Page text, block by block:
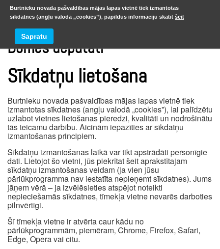
Domes deputāti
Sīkdatņu lietošana
Burtnieku novada pašvaldības mājas lapas vietnē tiek
izmantotas sīkdatnes (angļu valodā „cookies”), lai palīdzētu
uzlabot vietnes lietošanas pieredzi, kvalitāti un nodrošinātu
tās teicamu darbību. Aicinām iepazīties ar sīkdatņu
izmantošanas principiem.
Sīkdatņu izmantošanas laikā var tikt apstrādāti personīgie
dati. Lietojot šo vietni, jūs piekrītat šeit aprakstītajam
sīkdatņu izmantošanas veidam (ja vien jūsu
pārlūkprogramma nav iestatīta nepieņemt sīkdatnes). Jums
jāņem vērā – ja izvēlēsieties atspējot noteikti
nepieciešamās sīkdatnes, tīmekļa vietne nevarēs darboties
pilnvērtīgi.
Šī tīmekļa vietne ir atvērta caur kādu no
pārlūkprogrammām, piemēram, Chrome, Firefox, Safari,
Edge, Opera vai citu.
Burtnieku novada pašvaldības mājas lapas vietnē tiek izmantotas
sīkdatnes (angļu valodā „cookies”), papildus informāciju skatīt šeit
Sapratu